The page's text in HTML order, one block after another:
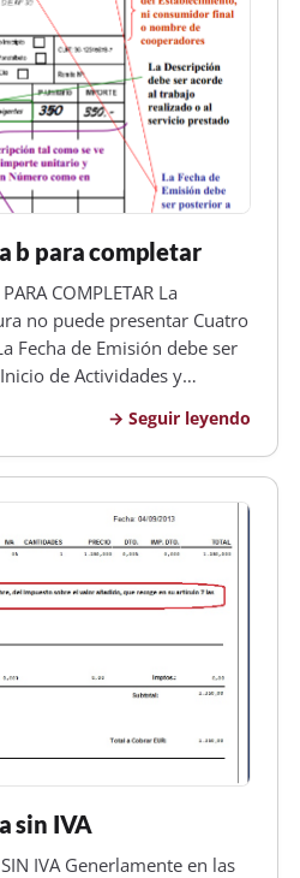
b para completar
COMPLETAR La
no puede presentar Cuatro
Fecha de Emisión debe ser
de Actividades y
Asociación Cooperadora,
Seguir leyendo
sin IVA
IVA Generlamente en las